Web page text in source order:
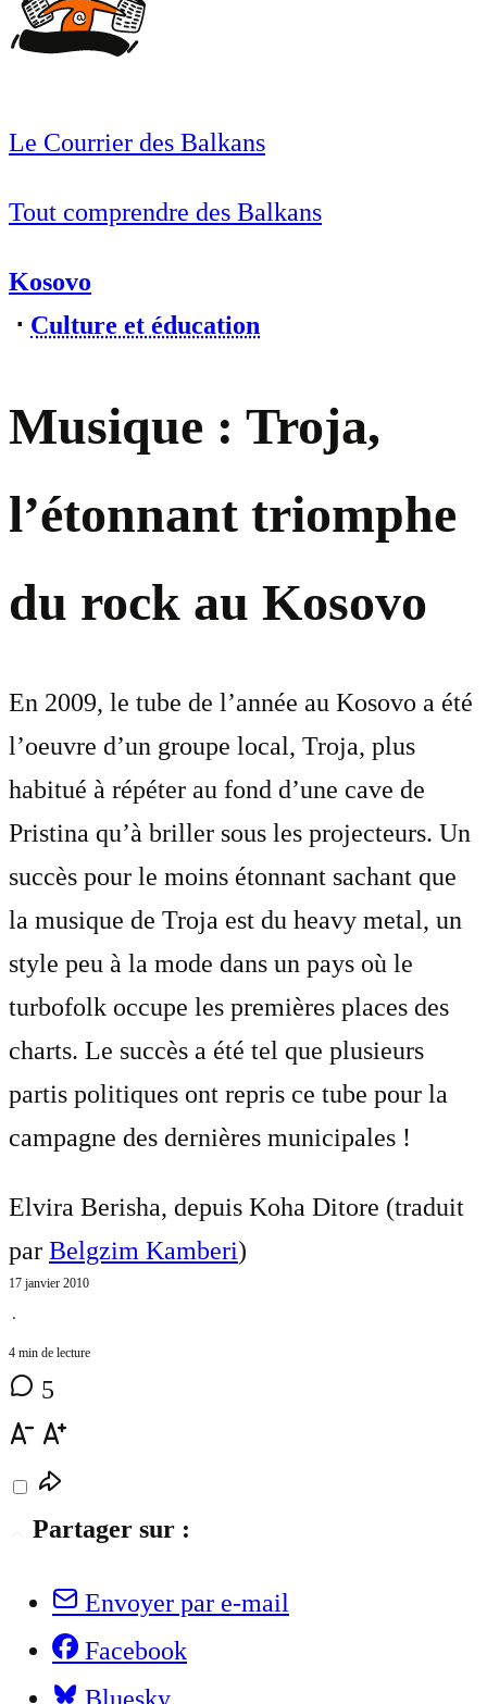
Le Courrier des Balkans
Tout comprendre des Balkans
Kosovo
⋅ Culture et éducation
Musique : Troja,
l’étonnant triomphe
du rock au Kosovo
En 2009, le tube de l’année au Kosovo a été
l’oeuvre d’un groupe local, Troja, plus
habitué à répéter au fond d’une cave de
Pristina qu’à briller sous les projecteurs. Un
succès pour le moins étonnant sachant que
la musique de Troja est du heavy metal, un
style peu à la mode dans un pays où le
turbofolk occupe les premières places des
charts. Le succès a été tel que plusieurs
partis politiques ont repris ce tube pour la
campagne des dernières municipales !
Elvira Berisha, depuis Koha Ditore (traduit
par Belgzim Kamberi)
17 janvier 2010
⋅
4 min de lecture
5
Partager sur :
Envoyer par e-mail
Facebook